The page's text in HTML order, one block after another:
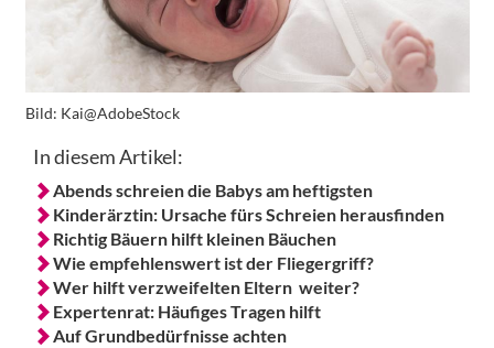
Bild: Kai@AdobeStock
In diesem Artikel:
Abends schreien die Babys am heftigsten
Kinderärztin: Ursache fürs Schreien herausfinden
Richtig Bäuern hilft kleinen Bäuchen
Wie empfehlenswert ist der Fliegergriff?
Wer hilft verzweifelten Eltern weiter?
Expertenrat: Häufiges Tragen hilft
Auf Grundbedürfnisse achten